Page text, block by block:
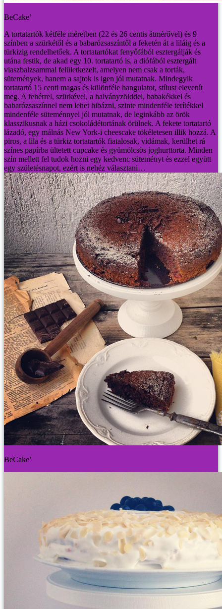
BeCake’
A tortatartók kétféle méretben (22 és 26 centis átmérővel) és 9
színben a szürkétől és a babarózsaszíntől a feketén át a liláig és a
türkizig rendelhetőek. A tortatartókat fenyőfából esztergálják és
utána festik, de akad egy 10. tortatartó is, a diófából esztergált
viaszbalzsammal felületkezelt, amelyen nem csak a torták,
sütemények, hanem a sajtok is igen jól mutatnak. Mindegyik
tortatartó 15 centi magas és különféle hangulatot, stílust elevenít
meg. A fehérrel, szürkével, a halványzölddel, babakékkel és
babarózsaszínnel nem lehet hibázni, szinte mindenféle terítékkel
mindenféle süteménnyel jól mutatnak, de leginkább az örök
klasszikusnak a házi csokoládétortának örülnek. A fekete tortatartó
lázadó, egy málnás New York-i cheescake tökéletesen illik hozzá. A
piros, a lila és a türkiz tortatartók fiatalosak, vidámak, kerülhet rá
színes papírba ültetett cupcake és gyümölcsös joghurttorta. Minden
szín mellett fel tudok hozni egy kedvenc süteményt és ezzel együtt
egy születésnapot, ezért is nehéz választani…
BeCake’